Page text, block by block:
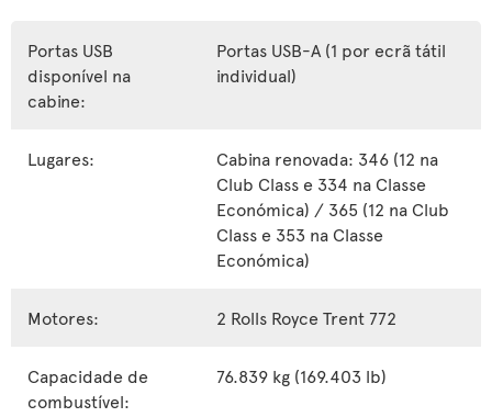
Portas USB
disponível na
cabine:
Portas USB-A (1 por ecrã tátil
individual)
Lugares:
Cabina renovada: 346 (12 na
Club Class e 334 na Classe
Económica) / 365 (12 na Club
Class e 353 na Classe
Económica)
Motores: 2 Rolls Royce Trent 772
Capacidade de
combustível:
76.839 kg (169.403 lb)